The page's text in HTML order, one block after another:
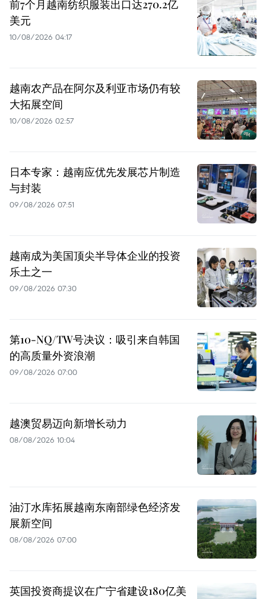
前7个月越南纺织服装出口达270.2亿
美元
10/08/2026 04:17
越南农产品在阿尔及利亚市场仍有较
大拓展空间
10/08/2026 02:57
日本专家：越南应优先发展芯片制造
与封装
09/08/2026 07:51
越南成为美国顶尖半导体企业的投资
乐土之一
09/08/2026 07:30
第10-NQ/TW号决议：吸引来自韩国
的高质量外资浪潮
09/08/2026 07:00
越澳贸易迈向新增长动力
08/08/2026 10:04
油汀水库拓展越南东南部绿色经济发
展新空间
08/08/2026 07:00
英国投资商提议在广宁省建设180亿美